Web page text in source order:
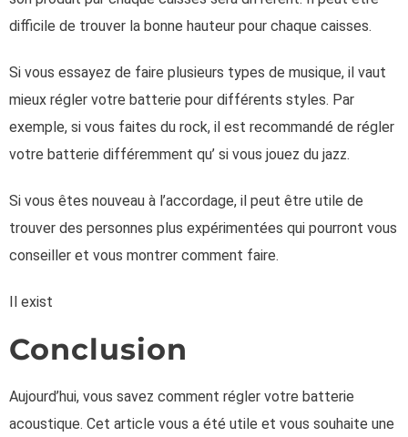
difficile de trouver la bonne hauteur pour chaque caisses.
Si vous essayez de faire plusieurs types de musique, il vaut
mieux régler votre batterie pour différents styles. Par
exemple, si vous faites du rock, il est recommandé de régler
votre batterie différemment qu’ si vous jouez du jazz.
Si vous êtes nouveau à l’accordage, il peut être utile de
trouver des personnes plus expérimentées qui pourront vous
conseiller et vous montrer comment faire.
Il exist
Conclusion
Aujourd’hui, vous savez comment régler votre batterie
acoustique. Cet article vous a été utile et vous souhaite une